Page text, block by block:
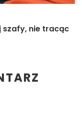
szafy, nie tracąc